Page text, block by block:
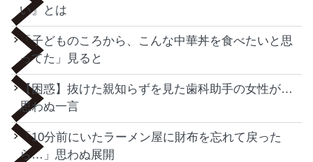
い』とは
「子どものころから、こんな中華丼を食べたいと思
ってた」見ると
【困惑】抜けた親知らずを見た歯科助手の女性が…
思わぬ一言
「10分前にいたラーメン屋に財布を忘れて戻った
ら…」思わぬ展開